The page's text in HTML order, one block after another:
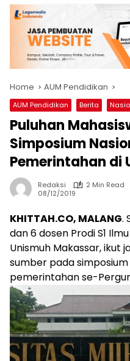
Home AUM Pendidikan
AUM Pendidikan Berita
Puluhan
Simposium
Pemerintahan di
Redaksi
2 Min Read
08/12/2019
KHITTAH.CO, MALANG.
dan 6 dosen Prodi S1
Unismuh Makassar, ikut
sumber pada
pemerintahan se-